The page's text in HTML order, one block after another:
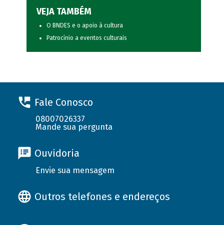
VEJA TAMBÉM
O BNDES e o apoio à cultura
Patrocínio a eventos culturais
Fale Conosco
08007026337
Mande sua pergunta
Ouvidoria
Envie sua mensagem
Outros telefones e endereços